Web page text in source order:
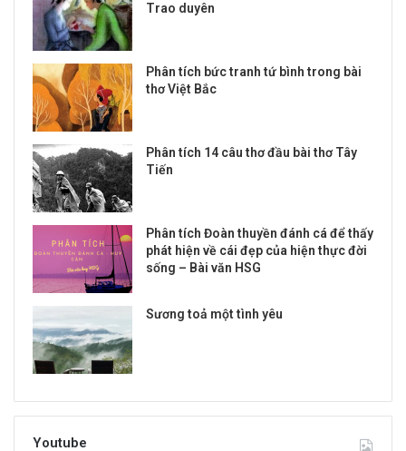
Trao duyên
Phân tích bức tranh tứ bình trong bài
thơ Việt Bắc
Phân tích 14 câu thơ đầu bài thơ Tây
Tiến
Phân tích Đoàn thuyền đánh cá để thấy
phát hiện về cái đẹp của hiện thực đời
sống – Bài văn HSG
Sương toả một tình yêu
Youtube